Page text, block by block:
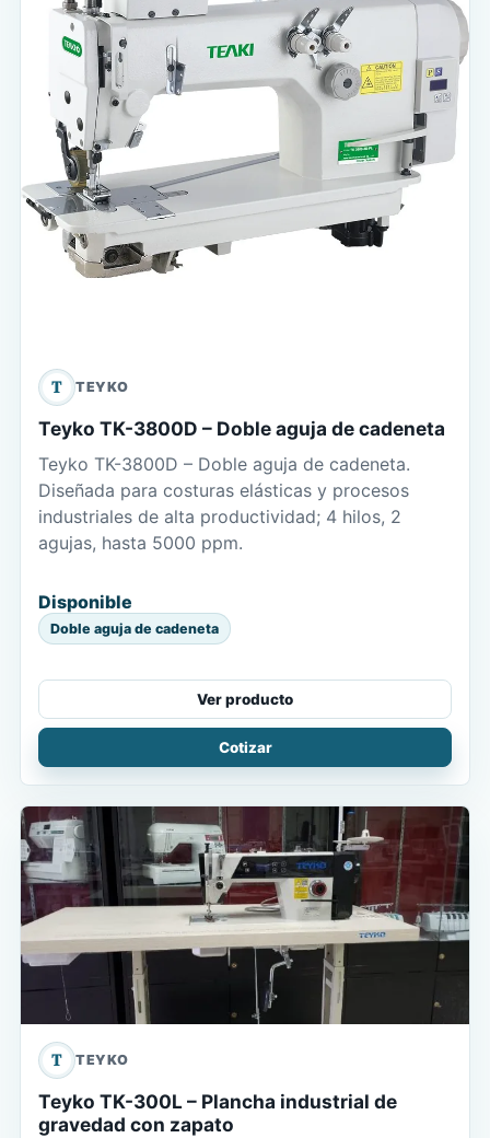
T TEYKO
Teyko TK-3800D – Doble aguja de cadeneta
Teyko TK-3800D – Doble aguja de cadeneta.
Diseñada para costuras elásticas y procesos
industriales de alta productividad; 4 hilos, 2
agujas, hasta 5000 ppm.
Disponible
Doble aguja de cadeneta
Ver producto
Cotizar
T TEYKO
Teyko TK-300L – Plancha industrial de
gravedad con zapato